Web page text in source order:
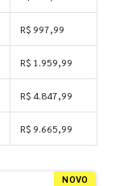
R$ 997,99
R$ 1.959,99
R$ 4.847,99
R$ 9.665,99
NOVO